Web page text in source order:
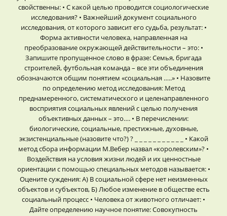
свойственны: • С какой целью проводится социологические
исследования? • Важнейший документ социального
исследования, от которого зависит его судьба, результат: •
Форма активности человека, направленная на
преобразование окружающей действительности – это: •
Запишите пропущенное слово в фразе: Семья, бригада
строителей, футбольная команда – все эти объединения
обозначаются общим понятием «социальная …..» • Назовите
по определению метод исследования: Метод
преднамеренного, систематического и целенаправленного
восприятия социальных явлений с целью получения
объективных данных – это…. • В перечислении:
биологические, социальные, престижные, духовные,
экзистенциальные (назовите что?) ? _ _ _ _ _ _ _ _ _ _ _ • Какой
метод сбора информации М.Вебер назвал «королевским»? •
Воздействия на условия жизни людей и их ценностные
ориентации с помощью специальных методов называется: •
Оцените суждения: А) В социальной сфере нет неизменных
объектов и субъектов, Б) Любое изменение в обществе есть
социальный процесс • Человека от животного отличает: •
Дайте определению научное понятие: Совокупность